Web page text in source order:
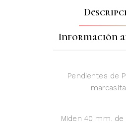
Información
Pendientes de
Miden 40 mm. de